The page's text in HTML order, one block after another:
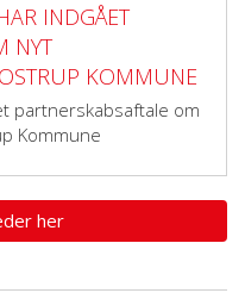
INDGÅET
NYT
KOMMUNE
partnerskabsaftale om
Kommune
her